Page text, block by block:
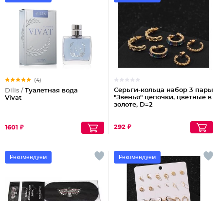
(4)
Dilis / Туалетная вода
Vivat
1601 ₽
Серьги-кольца набор 3 пары
"Звенья" цепочки, цветные в
золоте, D=2
292 ₽
Рекомендуем Рекомендуем